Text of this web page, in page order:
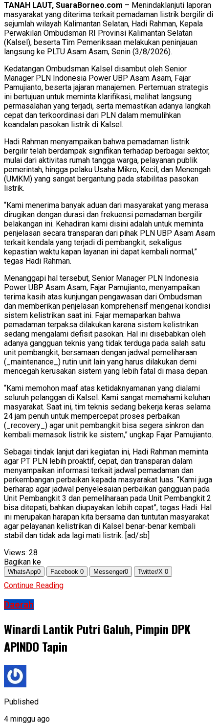
TANAH LAUT, SuaraBorneo.com – Menindaklanjuti laporan
masyarakat yang diterima terkait pemadaman listrik bergilir di
sejumlah wilayah Kalimantan Selatan, Hadi Rahman, Kepala
Perwakilan Ombudsman RI Provinsi Kalimantan Selatan
(Kalsel), beserta Tim Pemeriksaan melakukan peninjauan
langsung ke PLTU Asam Asam, Senin (3/8/2026).
Kedatangan Ombudsman Kalsel disambut oleh Senior
Manager PLN Indonesia Power UBP Asam Asam, Fajar
Pamujianto, beserta jajaran manajemen. Pertemuan strategis
ini bertujuan untuk meminta klarifikasi, melihat langsung
permasalahan yang terjadi, serta memastikan adanya langkah
cepat dan terkoordinasi dari PLN dalam memulihkan
keandalan pasokan listrik di Kalsel.
Hadi Rahman menyampaikan bahwa pemadaman listrik
bergilir telah berdampak signifikan terhadap berbagai sektor,
mulai dari aktivitas rumah tangga warga, pelayanan publik
pemerintah, hingga pelaku Usaha Mikro, Kecil, dan Menengah
(UMKM) yang sangat bergantung pada stabilitas pasokan
listrik.
“Kami menerima banyak aduan dari masyarakat yang merasa
dirugikan dengan durasi dan frekuensi pemadaman bergilir
belakangan ini. Kehadiran kami disini adalah untuk meminta
penjelasan secara transparan dari pihak PLN UBP Asam Asam
terkait kendala yang terjadi di pembangkit, sekaligus
kepastian waktu kapan layanan ini dapat kembali normal,”
tegas Hadi Rahman.
Menanggapi hal tersebut, Senior Manager PLN Indonesia
Power UBP Asam Asam, Fajar Pamujianto, menyampaikan
terima kasih atas kunjungan pengawasan dari Ombudsman
dan memberikan penjelasan komprehensif mengenai kondisi
sistem kelistrikan saat ini. Fajar memaparkan bahwa
pemadaman terpaksa dilakukan karena sistem kelistrikan
sedang mengalami defisit pasokan. Hal ini disebabkan oleh
adanya gangguan teknis yang tidak terduga pada salah satu
unit pembangkit, bersamaan dengan jadwal pemeliharaan
(_maintenance_) rutin unit lain yang harus dilakukan demi
mencegah kerusakan sistem yang lebih fatal di masa depan.
“Kami memohon maaf atas ketidaknyamanan yang dialami
seluruh pelanggan di Kalsel. Kami sangat memahami keluhan
masyarakat. Saat ini, tim teknis sedang bekerja keras selama
24 jam penuh untuk mempercepat proses perbaikan
(_recovery_) agar unit pembangkit bisa segera sinkron dan
kembali memasok listrik ke sistem,” ungkap Fajar Pamujianto.
Sebagai tindak lanjut dari kegiatan ini, Hadi Rahman meminta
agar PT PLN lebih proaktif, cepat, dan transparan dalam
menyampaikan informasi terkait jadwal pemadaman dan
perkembangan perbaikan kepada masyarakat luas. “Kami juga
berharap agar jadwal penyelesaian perbaikan gangguan pada
Unit Pembangkit 3 dan pemeliharaan pada Unit Pembangkit 2
bisa ditepati, bahkan diupayakan lebih cepat”, tegas Hadi. Hal
ini merupakan harapan kita bersama dan tuntutan masyarakat
agar pelayanan kelistrikan di Kalsel benar-benar kembali
stabil dan tidak ada lagi mati listrik. [ad/sb]
Views: 28
Bagikan ke
WhatsApp0 Facebook 0 Messenger0 Twitter/X 0
Continue Reading
Daerah
Winardi Lantik Putri Galuh, Pimpin DPK
APINDO Tapin
Published
4 minggu ago